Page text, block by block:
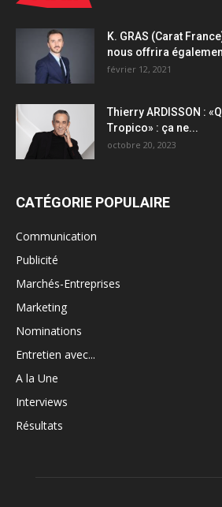
K. GRAS (Carat
nous offrira
février 12, 2021
Thierry ARDISSON :
Tropico» : ça ne...
octobre 20, 2023
CATÉGORIE POPULAIRE
Communication
Publicité
Marchés-Entreprises
Marketing
Nominations
Entretien avec...
A la Une
Interviews
Résultats